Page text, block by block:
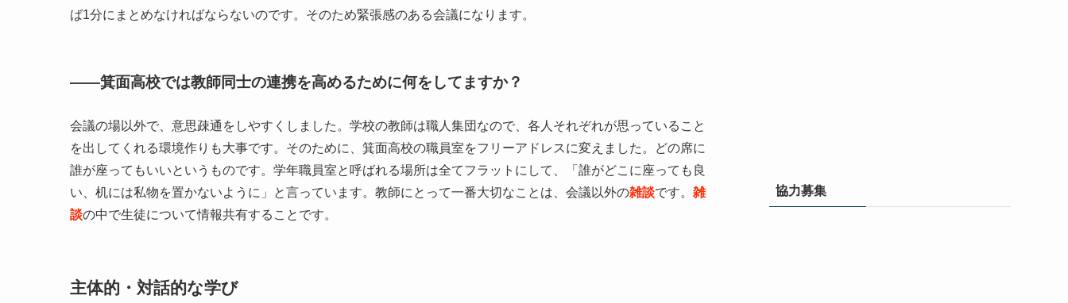
ば1分にまとめなければならないのです。そのため緊張感のある会議になります。
——箕面高校では教師同士の連携を高めるために何をしてますか？
会議の場以外で、意思疎通をしやすくしました。学校の教師は職人集団なので、各人それぞれが思っていること
を出してくれる環境作りも大事です。そのために、箕面高校の職員室をフリーアドレスに変えました。どの席に
誰が座ってもいいというものです。学年職員室と呼ばれる場所は全てフラットにして、「誰がどこに座っても良
い、机には私物を置かないように」と言っています。教師にとって一番大切なことは、会議以外の雑談です。 雑
談の中で生徒について情報共有することです。
主体的・対話的な学び
協力募集